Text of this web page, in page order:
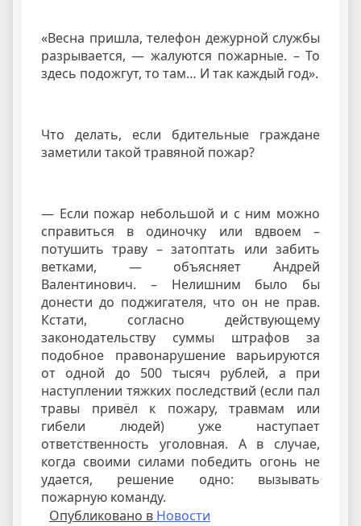
«Весна пришла, телефон дежурной службы
разрывается, — жалуются пожарные. – То
здесь подожгут, то там… И так каждый год».
Что делать, если бдительные граждане
заметили такой травяной пожар?
— Если пожар небольшой и с ним можно
справиться в одиночку или вдвоем –
потушить траву – затоптать или забить
ветками, — объясняет Андрей
Валентинович. – Нелишним было бы
донести до поджигателя, что он не прав.
Кстати, согласно действующему
законодательству суммы штрафов за
подобное правонарушение варьируются
от одной до 500 тысяч рублей, а при
наступлении тяжких последствий (если пал
травы привёл к пожару, травмам или
гибели людей) уже наступает
ответственность уголовная. А в случае,
когда своими силами победить огонь не
удается, решение одно: вызывать
пожарную команду.
Опубликовано в Новости